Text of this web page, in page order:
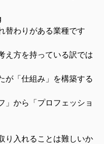
替わりがある業種です
え方を持っている訳では
が「仕組み」を構築する
」から「プロフェッショ
り入れることは難しいか